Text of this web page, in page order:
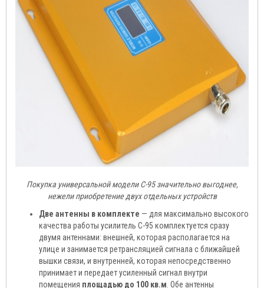
Покупка универсальной модели C-95 значительно выгоднее,
нежели приобретение двух отдельных устройств
Две антенны в комплекте — для максимально высокого
качества работы усилитель C-95 комплектуется сразу
двумя антеннами: внешней, которая располагается на
улице и занимается ретрансляцией сигнала с ближайшей
вышки связи, и внутренней, которая непосредственно
принимает и передает усиленный сигнал внутри
помещения площадью до 100 кв.м . Обе антенны